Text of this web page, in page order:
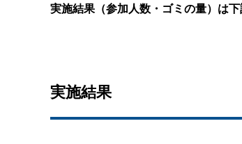
実施結果（参加人数・ゴミの量）は下
実施結果